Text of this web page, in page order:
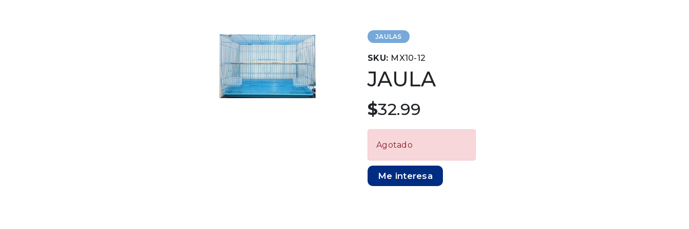
JAULAS
SKU: MX10-12
JAULA
$32.99
Agotado
Me interesa